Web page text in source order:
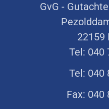
GvG -
22159
Tel: 040
Tel: 040
Fax: 040